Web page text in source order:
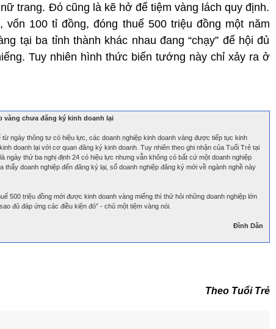
trang. Đó cũng là kẽ hở để tiệm vàng lách quy định.
100 tỉ đồng, đóng thuế 500 triệu đồng một năm
tại ba tỉnh thành khác nhau đang “chạy” để hội đủ
Tuy nhiên hình thức biến tướng này chỉ xảy ra ở
vàng chưa đăng ký kinh doanh lại
ngày thông tư có hiệu lực, các doanh nghiệp kinh doanh vàng được tiếp tục kinh
doanh lại với cơ quan đăng ký kinh doanh. Tuy nhiên theo ghi nhận của Tuổi Trẻ tại
ngày thứ ba nghị định 24 có hiệu lực nhưng vẫn không có bất cứ một doanh nghiệp
doanh nghiệp đến đăng ký lại, số doanh nghiệp đăng ký mới về ngành nghề này
500 triệu đồng mới được kinh doanh vàng miếng thì thử hỏi những doanh nghiệp lớn
đủ đáp ứng các điều kiện đó” - chủ một tiệm vàng nói.
Đình Dân
Theo Tuổi Trẻ